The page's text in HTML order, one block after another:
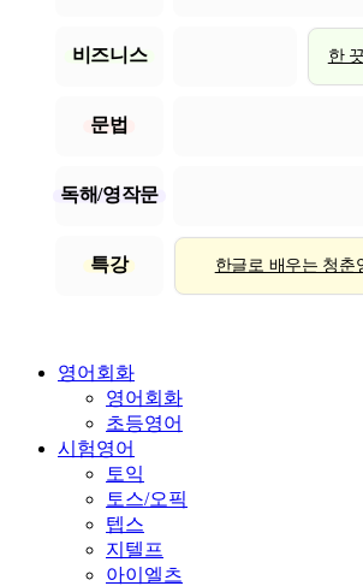
비즈니스 한
문법
독해/영작문
특강 한글로 배우는 청춘
영어회화
영어회화
초등영어
시험영어
토익
토스/오픽
텝스
지텔프
아이엘츠